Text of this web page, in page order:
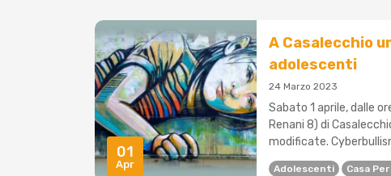
01
Apr
A Casalecchio
adolescenti
24 Marzo 2023
Sabato 1 aprile, dalle
Renani 8) di
modificate.
Adolescenti Casa